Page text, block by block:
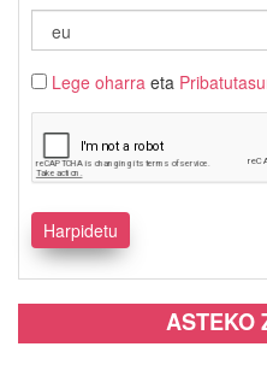
Lege oharra eta
ASTEKO